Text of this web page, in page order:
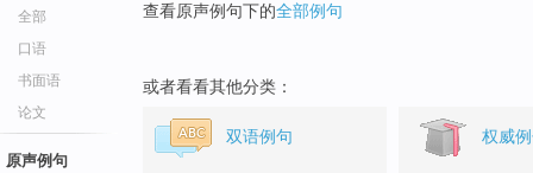
全部
口语
书面语
论文
原声例句
查看原声例句下的全部例句
或者看看其他分类：
双语例句 权威